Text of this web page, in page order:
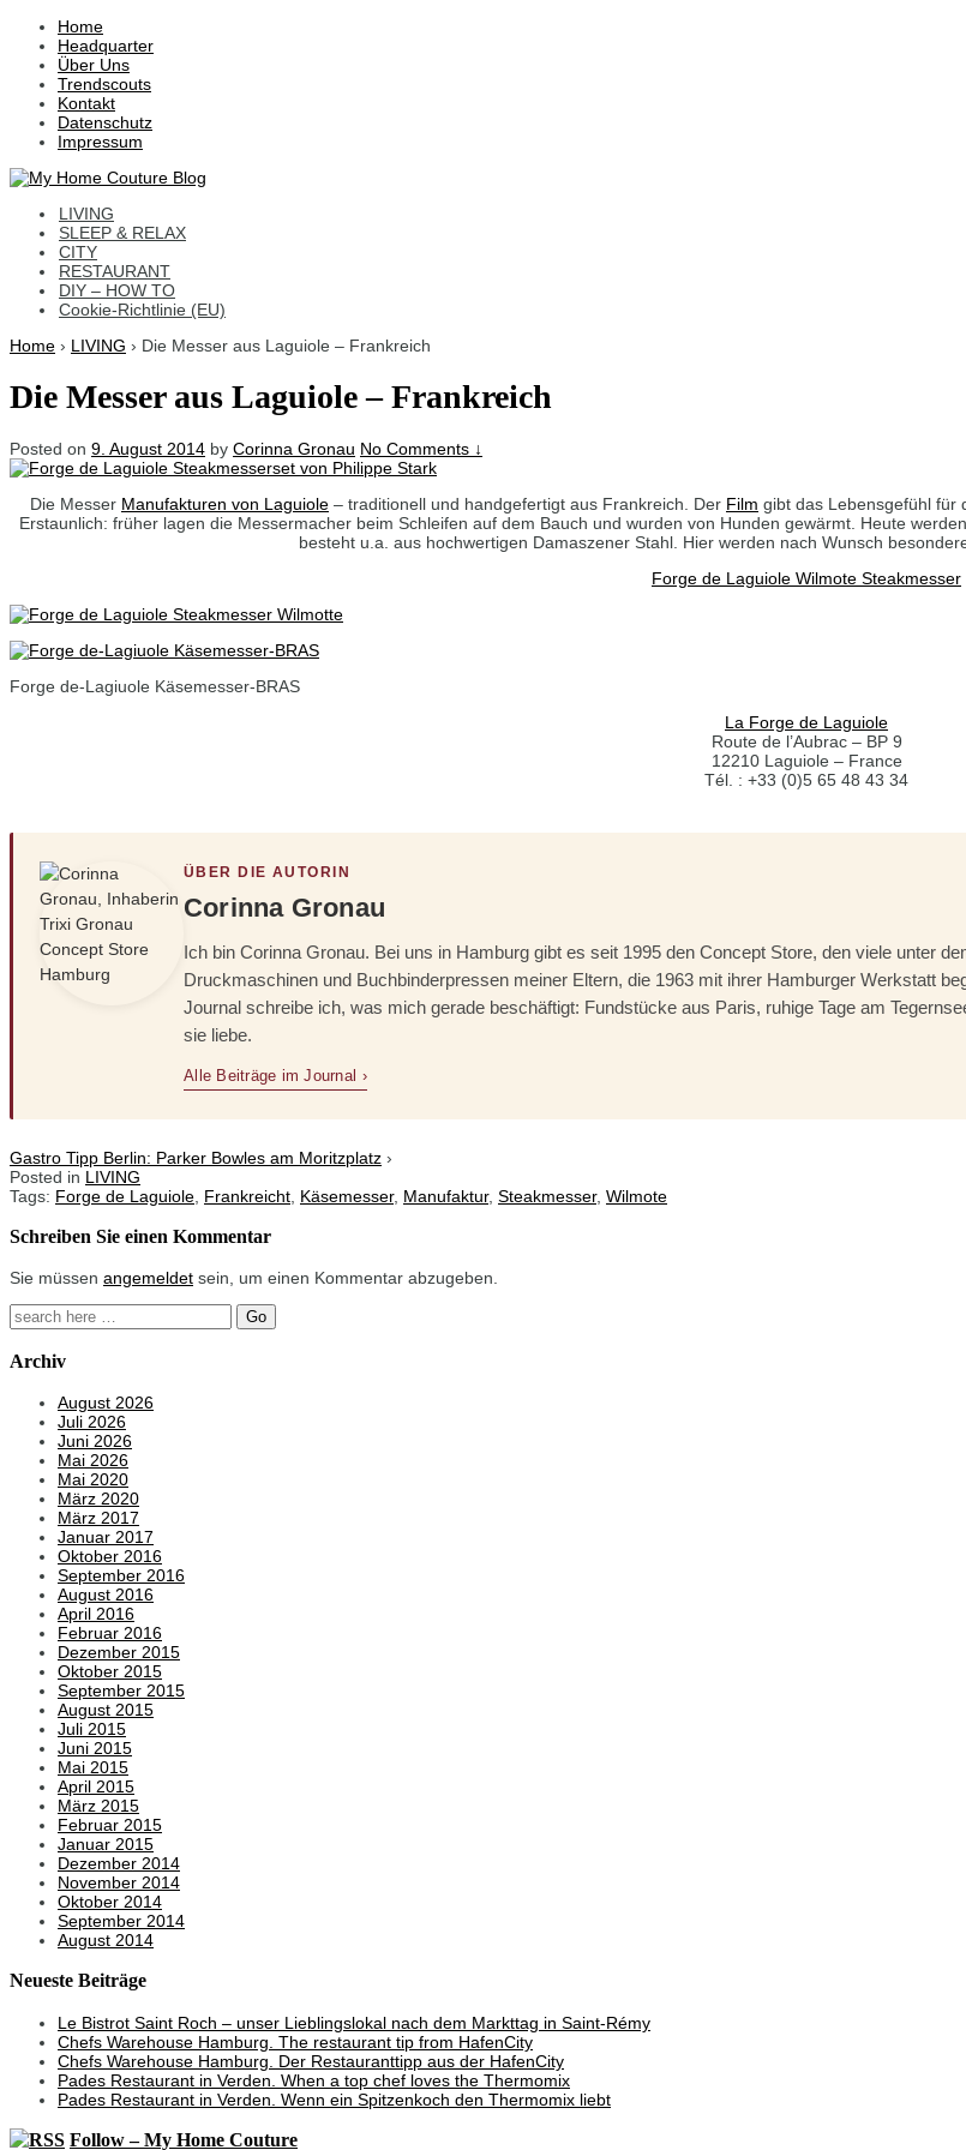
Skip
Main
Content
Home
Headquarter
Über Uns
Trendscouts
Kontakt
Datenschutz
Impressum
LIVING
SLEEP & RELAX
CITY
RESTAURANT
DIY – HOW TO
Cookie-Richtlinie (EU)
Home › LIVING › Die Messer aus Laguiole – Frankreich
Die Messer aus Laguiole – Frankreich
Posted on 9. August 2014 by Corinna Gronau No Comments ↓
Die Messer Manufakturen von Laguiole – traditionell und handgefertigt aus Frankreich. Der Film gibt das Lebensgefühl für
Erstaunlich: früher lagen die Messermacher beim Schleifen auf dem Bauch und wurden von Hunden gewärmt. Heute
besteht u.a. aus hochwertigen Damaszener Stahl. Hier werden nach Wunsch
Forge de Laguiole Wilmote Steakmesser
Forge de-Lagiuole Käsemesser-BRAS
La Forge de Laguiole
Route de l’Aubrac – BP 9
12210 Laguiole – France
Tél. : +33 (0)5 65 48 43 34
ÜBER DIE AUTORIN
Corinna Gronau
Ich bin Corinna Gronau. Bei uns in Hamburg gibt es seit 1995 den Concept Store, den viele unter
Druckmaschinen und Buchbinderpressen meiner Eltern, die 1963 mit ihrer Hamburger Werkstatt
Journal schreibe ich, was mich gerade beschäftigt: Fundstücke aus Paris, ruhige Tage am
sie liebe.
Alle Beiträge im Journal ›
Gastro Tipp Berlin: Parker Bowles am Moritzplatz ›
Posted in LIVING
Tags: Forge de Laguiole Frankreicht Käsemesser, Manufaktur, Steakmesser, Wilmote
Schreiben Sie einen Kommentar
Sie müssen angemeldet sein, um einen Kommentar abzugeben.
Search
for:
Archiv
August 2026
Juli 2026
Juni 2026
Mai 2026
Mai 2020
März 2020
März 2017
Januar 2017
Oktober 2016
September 2016
August 2016
April 2016
Februar 2016
Dezember 2015
Oktober 2015
September 2015
August 2015
Juli 2015
Juni 2015
Mai 2015
April 2015
März 2015
Februar 2015
Januar 2015
Dezember 2014
November 2014
Oktober 2014
September 2014
August 2014
Neueste Beiträge
Le Bistrot Saint Roch – unser Lieblingslokal nach dem Markttag in Saint-Rémy
Chefs Warehouse Hamburg. The restaurant tip from HafenCity
Chefs Warehouse Hamburg. Der Restauranttipp aus der HafenCity
Pades Restaurant in Verden. When a top chef loves the Thermomix
Pades Restaurant in Verden. Wenn ein Spitzenkoch den Thermomix liebt
Follow – My Home Couture